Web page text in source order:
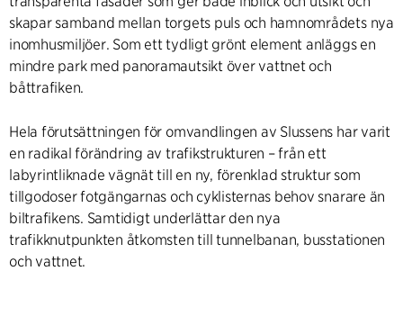
skapar samband mellan torgets puls och hamnområdets nya
inomhusmiljöer. Som ett tydligt grönt element anläggs en
mindre park med panoramautsikt över vattnet och
båttrafiken.
Hela förutsättningen för omvandlingen av Slussens har varit
en radikal förändring av trafikstrukturen – från ett
labyrintliknade vägnät till en ny, förenklad struktur som
tillgodoser fotgängarnas och cyklisternas behov snarare än
biltrafikens. Samtidigt underlättar den nya
trafikknutpunkten åtkomsten till tunnelbanan, busstationen
och vattnet.